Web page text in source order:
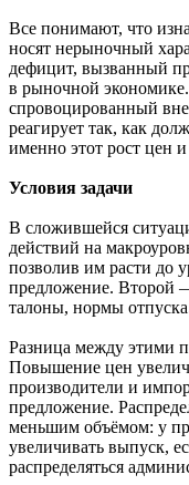
Все понимают, что
носят нерыночный
дефицит, вызванный
в рыночной
спровоцированный
реагирует так, как
именно этот рост цен и
Условия задачи
В сложившейся
действий на
позволив им расти до
предложение. Второй
талоны, нормы
Разница между этими
Повышение цен
производители и
предложение.
меньшим объёмом: у
увеличивать выпуск,
распределяться